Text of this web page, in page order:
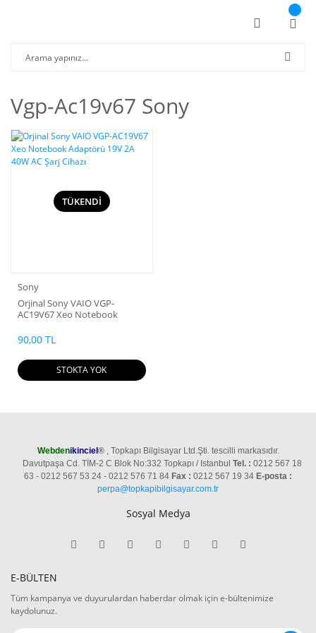
Vgp-Ac19v67 Sony
TÜKENDİ
Sony
Orjinal Sony VAIO VGP-
AC19V67 Xeo Notebook
Cihazı
90,00 TL
STOKTA YOK
Webdenikinciel®, Topkapı Bilgisayar Ltd.Şti. tescilli markasıdır.
Davutpaşa Cd. TİM-2 C Blok No:332 Topkapı / Istanbul Tel. : 0212 567 18
63 - 0212 567 53 24 - 0212 576 71 84 Fax : 0212 567 19 34 E-posta :
perpa@topkapibilgisayar.com.tr
Sosyal Medya
E-BÜLTEN
Tüm kampanya ve duyurulardan haberdar olmak için e-bültenimize
kaydolunuz.